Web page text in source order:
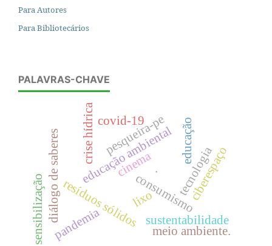
Para Autores
Para Bibliotecários
PALAVRAS-CHAVE
cinema
consumismo
educação ambiental
resíduos sólidos sustentabilidade
. tecnologia
diálogo de saberes crise hídrica pesqueira-pe
covid-19 educação
pandemia meio ambiente.
sensibilização ciberespaço
lixo